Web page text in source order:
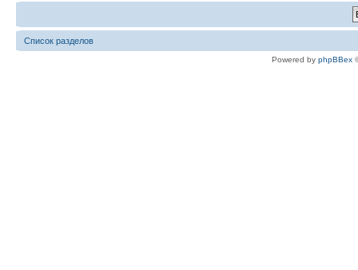
Список разделов
Powered by phpBBex